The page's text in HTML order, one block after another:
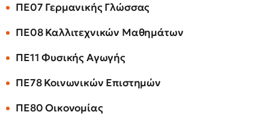
ΠΕ07 Γερμανικής Γλώσσας
ΠΕ08 Καλλιτεχνικών Μαθημάτων
ΠΕ11 Φυσικής Αγωγής
ΠΕ78 Κοινωνικών Επιστημών
ΠΕ80 Οικονομίας